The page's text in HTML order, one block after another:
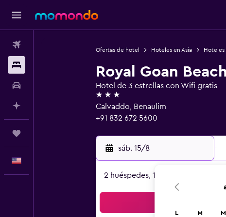
Ofertas de hotel Hoteles en Asia Hoteles
Royal Goan
Hotel de 3 estrellas con Wifi gratis
3 estrellas
Calvaddo, Benaulim
+91 832 672 5600
sáb. 15/8 -
2 huéspedes, 1 habitación
L M M